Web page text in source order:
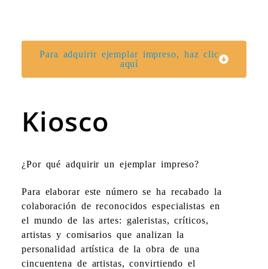
Para adquirir ejemplar impreso, haz clic
aquí
Kiosco
¿Por qué adquirir un ejemplar impreso?​
Para elaborar este número se ha recabado la
colaboración de reconocidos especialistas en
el mundo de las artes: galeristas, críticos,
artistas y comisarios que analizan la
personalidad artística de la obra de una
cincuentena de artistas, convirtiendo el